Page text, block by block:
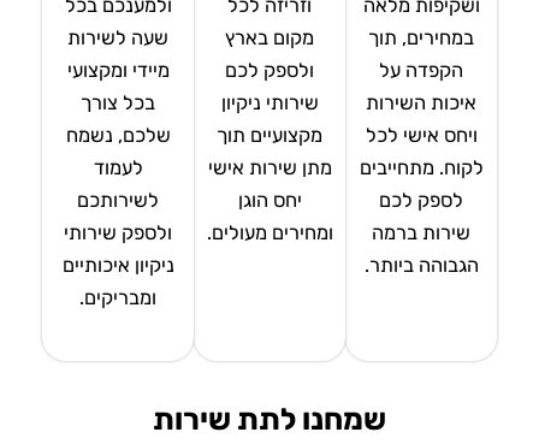
ושקיפות מלאה
במחירים, תוך
הקפדה על
איכות השירות
ויחס אישי לכל
לקוח. מתחייבים
לספק לכם
שירות ברמה
הגבוהה ביותר.
וזריזה לכל
מקום בארץ
ולספק לכם
שירותי ניקיון
מקצועיים תוך
מתן שירות אישי
יחס הוגן
ומחירים מעולים.
ולמענכם בכל
שעה לשירות
מיידי ומקצועי
בכל צורך
שלכם, נשמח
לעמוד
לשירותכם
ולספק שירותי
ניקיון איכותיים
ומבריקים.
שמחנו לתת שירות